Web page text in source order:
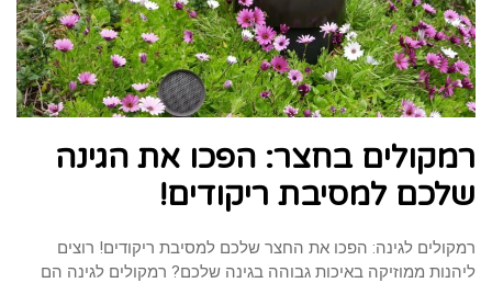
רמקולים בחצר: הפכו את הגינה
שלכם למסיבת ריקודים!
רמקולים לגינה: הפכו את החצר שלכם למסיבת ריקודים! רוצים
ליהנות ממוזיקה באיכות גבוהה בגינה שלכם? רמקולים לגינה הם